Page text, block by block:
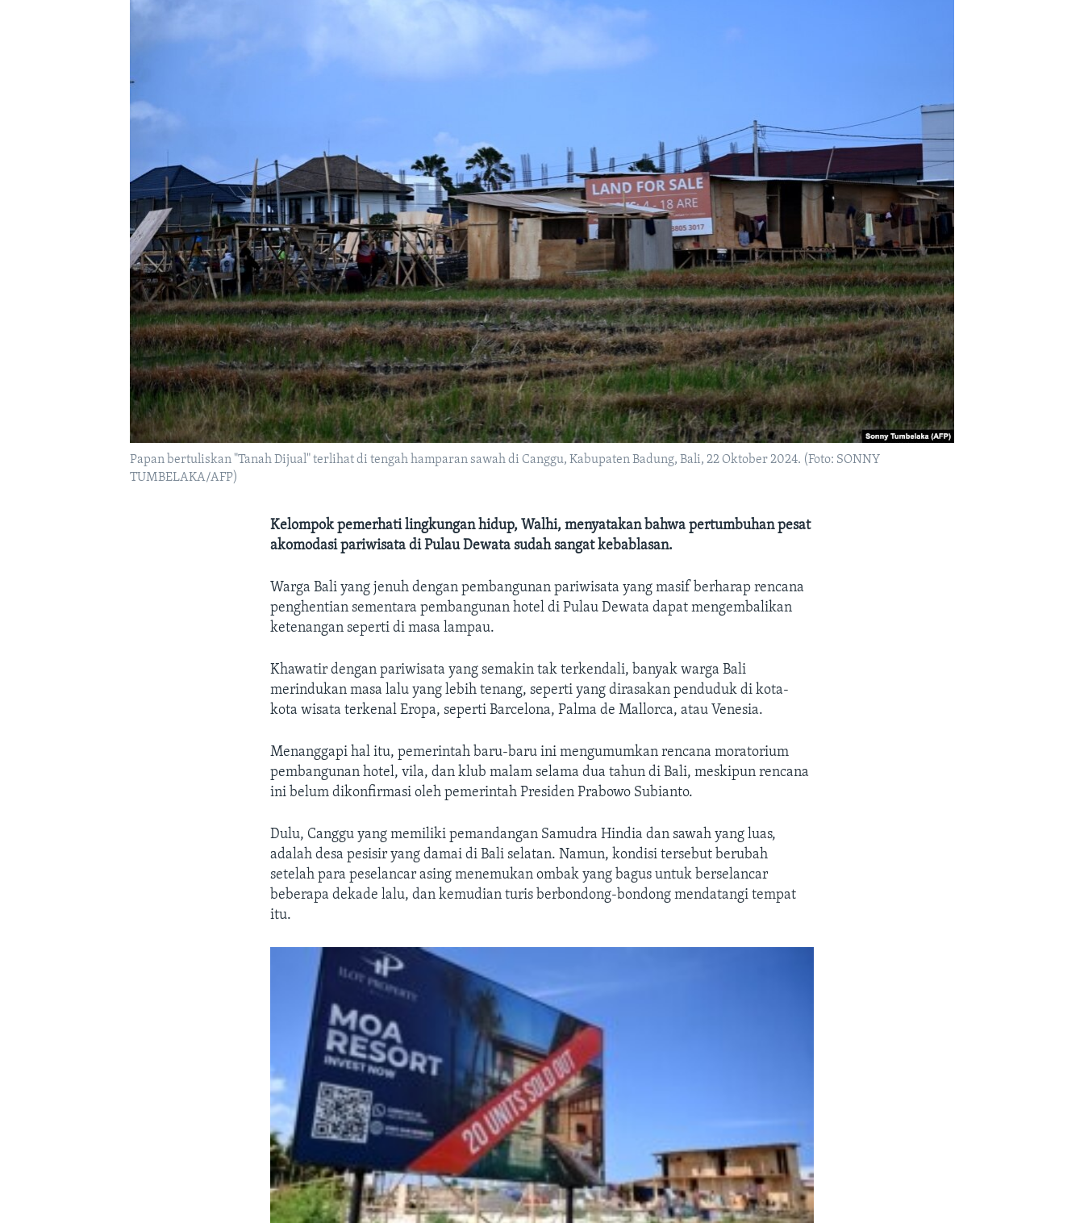
Papan bertuliskan "Tanah Dijual" terlihat di tengah hamparan sawah di Canggu, Kabupaten Badung, Bali, 22 Oktober 2024. (Foto: SONNY
TUMBELAKA/AFP)
Kelompok pemerhati lingkungan hidup, Walhi, menyatakan bahwa pertumbuhan pesat
akomodasi pariwisata di Pulau Dewata sudah sangat kebablasan.
Warga Bali yang jenuh dengan pembangunan pariwisata yang masif berharap rencana
penghentian sementara pembangunan hotel di Pulau Dewata dapat mengembalikan
ketenangan seperti di masa lampau.
Khawatir dengan pariwisata yang semakin tak terkendali, banyak warga Bali
merindukan masa lalu yang lebih tenang, seperti yang dirasakan penduduk di kota-
kota wisata terkenal Eropa, seperti Barcelona, Palma de Mallorca, atau Venesia.
Menanggapi hal itu, pemerintah baru-baru ini mengumumkan rencana moratorium
pembangunan hotel, vila, dan klub malam selama dua tahun di Bali, meskipun rencana
ini belum dikonfirmasi oleh pemerintah Presiden Prabowo Subianto.
Dulu, Canggu yang memiliki pemandangan Samudra Hindia dan sawah yang luas,
adalah desa pesisir yang damai di Bali selatan. Namun, kondisi tersebut berubah
setelah para peselancar asing menemukan ombak yang bagus untuk berselancar
beberapa dekade lalu, dan kemudian turis berbondong-bondong mendatangi tempat
itu.